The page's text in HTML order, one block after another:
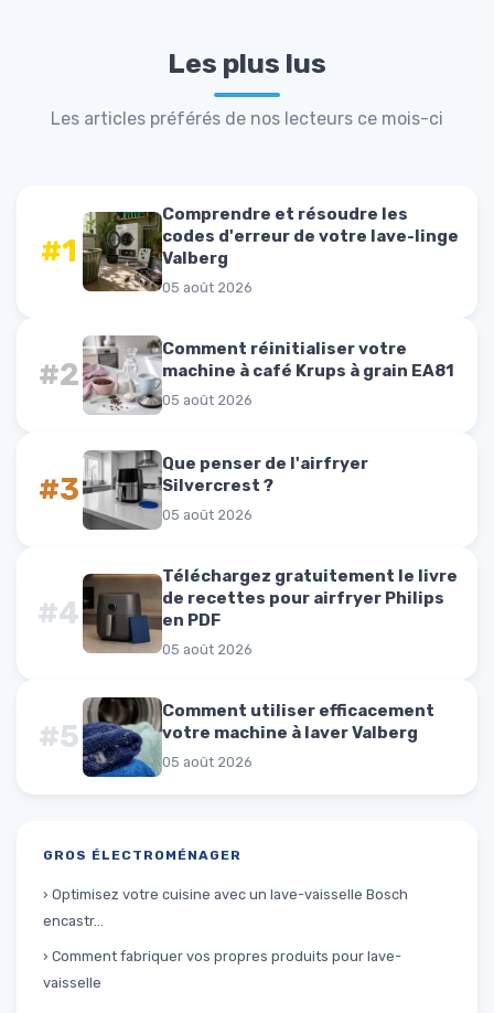
Les plus lus
Les articles préférés de nos lecteurs ce mois-ci
#1
Comprendre et résoudre les
codes d'erreur de votre lave-linge
Valberg
05 août 2026
#2
Comment réinitialiser votre
machine à café Krups à grain EA81
05 août 2026
#3
Que penser de l'airfryer
Silvercrest ?
05 août 2026
#4
Téléchargez gratuitement le livre
de recettes pour airfryer Philips
en PDF
05 août 2026
#5
Comment utiliser efficacement
votre machine à laver Valberg
05 août 2026
GROS ÉLECTROMÉNAGER
› Optimisez votre cuisine avec un lave-vaisselle Bosch
encastr...
› Comment fabriquer vos propres produits pour lave-
vaisselle